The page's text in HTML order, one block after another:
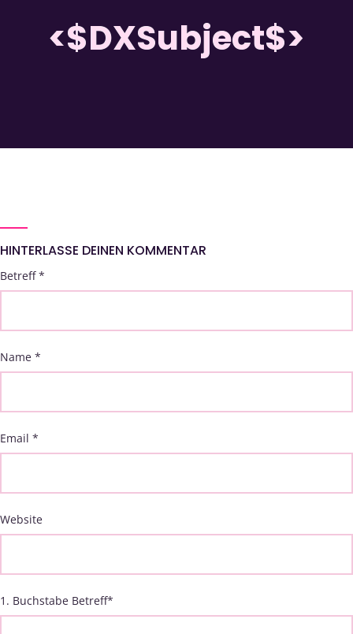
<$DXSubject$>
HINTERLASSE DEINEN KOMMENTAR
Betreff*
Name *
Email *
Website
1. Buchstabe Betreff*